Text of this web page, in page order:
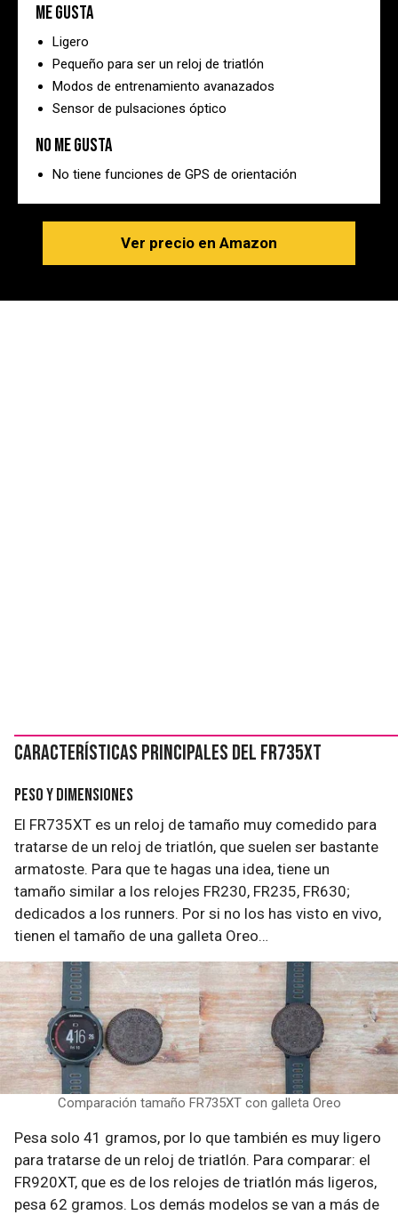
Me gusta
Ligero
Pequeño para ser un reloj de triatlón
Modos de entrenamiento avanazados
Sensor de pulsaciones óptico
No me gusta
No tiene funciones de GPS de orientación
Ver precio en Amazon
Características principales del FR735XT
Peso y dimensiones
El FR735XT es un reloj de tamaño muy comedido para
tratarse de un reloj de triatlón, que suelen ser bastante
armatoste. Para que te hagas una idea, tiene un
tamaño similar a los relojes FR230, FR235, FR630;
dedicados a los runners. Por si no los has visto en vivo,
tienen el tamaño de una galleta Oreo…
Comparación tamaño FR735XT con galleta Oreo
Pesa solo 41 gramos, por lo que también es muy ligero
para tratarse de un reloj de triatlón. Para comparar: el
FR920XT, que es de los relojes de triatlón más ligeros,
pesa 62 gramos. Los demás modelos se van a más de